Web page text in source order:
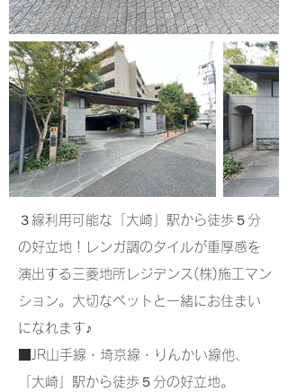
３線利用可能な「大崎」駅から徒歩５分
の好立地！レンガ調のタイルが重厚感を
演出する三菱地所レジデンス(株)施工マン
ション。大切なペットと一緒にお住まい
になれます♪
■JR山手線・埼京線・りんかい線他、
「大崎」駅から徒歩５分の好立地。